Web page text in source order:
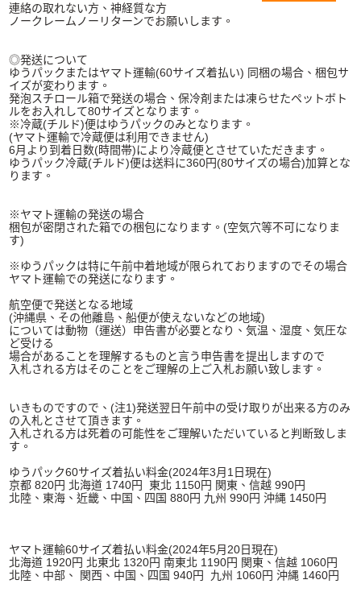
連絡の取れない方、神経質な方
ノークレームノーリターンでお願いします。
◎発送について
ゆうパックまたはヤマト運輸(60サイズ着払い) 同梱の場合、梱包サ
イズが変わります。
発泡スチロール箱で発送の場合、保冷剤または凍らせたペットボト
ルをお入れして80サイズとなります。
※冷蔵(チルド)便はゆうパックのみとなります。
(ヤマト運輸で冷蔵便は利用できません)
6月より到着日数(時間帯)により冷蔵便とさせていただきます。
ゆうパック冷蔵(チルド)便は送料に360円(80サイズの場合)加算とな
ります。
※ヤマト運輸の発送の場合
梱包が密閉された箱での梱包になります。(空気穴等不可になりま
す)
※ゆうパックは特に午前中着地域が限られておりますのでその場合
ヤマト運輸での発送になります。
航空便で発送となる地域
(沖縄県、その他離島、船便が使えないなどの地域)
については動物（運送）申告書が必要となり、気温、湿度、気圧な
ど受ける
場合があることを理解するものと言う申告書を提出しますので
入札される方はそのことをご理解の上ご入札お願い致します。
いきものですので、(注1)発送翌日午前中の受け取りが出来る方のみ
の入札とさせて頂きます。
入札される方は死着の可能性をご理解いただいていると判断致しま
す。
ゆうパック60サイズ着払い料金(2024年3月1日現在)
京都 820円 北海道 1740円 東北 1150円 関東、信越 990円
北陸、東海、近畿、中国、四国 880円 九州 990円 沖縄 1450円
ヤマト運輸60サイズ着払い料金(2024年5月20日現在)
北海道 1920円 北東北 1320円 南東北 1190円 関東、信越 1060円
北陸、中部、 関西、中国、四国 940円 九州 1060円 沖縄 1460円